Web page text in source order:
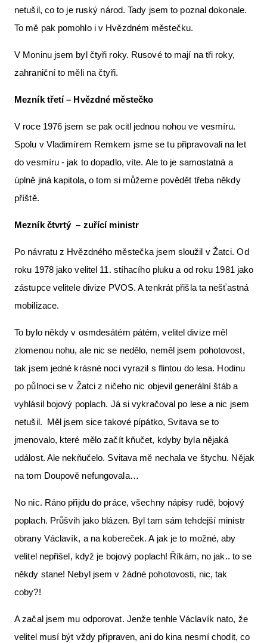
netušil, co to je ruský národ. Tady jsem to poznal dokonale.
To mě pak pomohlo i v Hvězdném městečku.
V Moninu jsem byl čtyři roky. Rusové to mají na tři roky,
zahraniční to měli na čtyři.
Mezník třetí – Hvězdné městečko
V roce 1976 jsem se pak ocitl jednou nohou ve vesmíru.
Spolu v Vladimírem Remkem jsme se tu připravovali na let
do vesmíru - jak to dopadlo, víte. Ale to je samostatná a
úplně jiná kapitola, o tom si můžeme povědět třeba někdy
příště.
Mezník čtvrtý – zuřící ministr
Po návratu z Hvězdného městečka jsem sloužil v Žatci. Od
roku 1978 jako velitel 11. stíhacího pluku a od roku 1981 jako
zástupce velitele divize PVOS. A tenkrát přišla ta nešťastná
mobilizace.
To bylo někdy v osmdesátém pátém, velitel divize měl
zlomenou nohu, ale nic se nedělo, neměl jsem pohotovost,
tak jsem jedné krásné noci vyrazil s flintou do lesa. Hodinu
po půlnoci se v Žatci z ničeho nic objevil generální štáb a
vyhlásil bojový poplach. Já si vykračoval po lese a nic jsem
netušil. Měl jsem sice takové pípátko, Svitava se to
jmenovalo, které mělo začít kňučet, kdyby byla nějaká
událost. Ale nekňučelo. Svitava mě nechala ve štychu. Nějak
na tom Doupově nefungovala…
No nic. Ráno přijdu do práce, všechny nápisy rudě, bojový
poplach. Průšvih jako blázen. Byl tam sám tehdejší ministr
obrany Václavík, a na kobereček. A jak je to možné, aby
velitel nepřišel, když je bojový poplach! Říkám, no jak.. to se
někdy stane! Nebyl jsem v žádné pohotovosti, nic, tak
coby?!
A začal jsem mu odporovat. Jenže tenhle Václavík nato, že
velitel musí být vždy připraven, ani do kina nesmí chodit, co